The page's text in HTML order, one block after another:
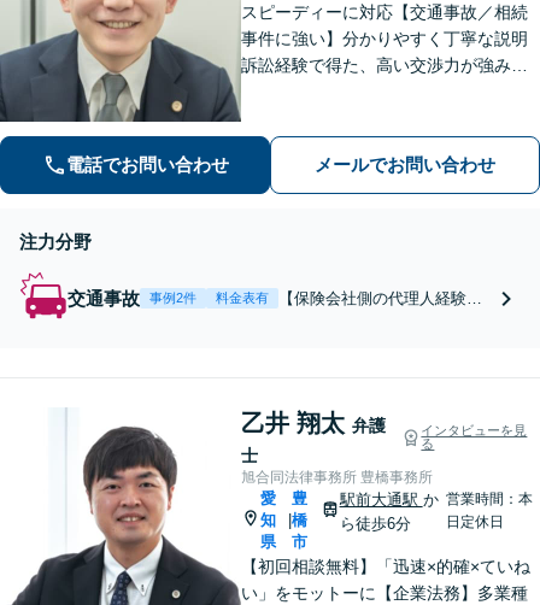
スピーディーに対応【交通事故／相続
事件に強い】分かりやすく丁寧な説明
訴訟経験で得た、高い交渉力が強みで
います。完全個室
電話でお問い合わせ メールでお問い合わせ
注力分野
交通事故 事例2件 料金表有
【保険会社側の代理人経験あ
ートから過失割合、賠償額の
交渉まで全面的にサポート！
乙井 翔太 弁護
士
インタビューを見
る
旭合同法律事務所 豊橋事務所
愛
知
県
|
豊
橋
市
駅前大通駅 か
ら徒歩6分
営業時間：本
日定休日
【初回相談無料】「迅速×的確×ていね
い」をモットーに【企業法務】多業種